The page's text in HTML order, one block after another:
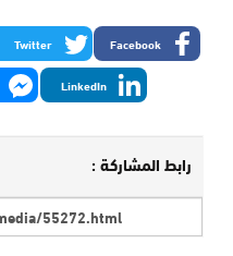
Facebook
Twitter
LinkedIn
رابط المشاركة :